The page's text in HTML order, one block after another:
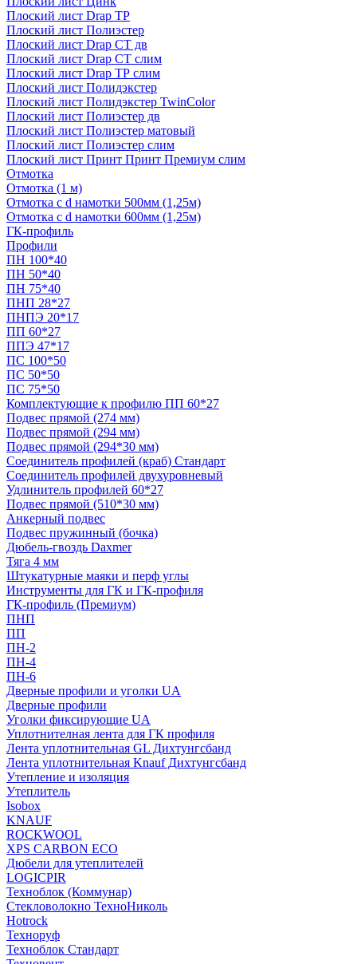
Плоский лист Drap ТР
Плоский лист Полиэстер
Плоский лист Drap СТ дв
Плоский лист Drap СТ слим
Плоский лист Drap ТР слим
Плоский лист Полидэкстер
Плоский лист Полидэкстер TwinColor
Плоский лист Полиэстер дв
Плоский лист Полиэстер матовый
Плоский лист Полиэстер слим
Плоский лист Принт Принт Премиум слим
Отмотка
Отмотка (1 м)
Отмотка с d намотки 500мм (1,25м)
Отмотка с d намотки 600мм (1,25м)
ГК-профиль
Профили
ПН 100*40
ПН 50*40
ПН 75*40
ПНП 28*27
ПНПЭ 20*17
ПП 60*27
ППЭ 47*17
ПС 100*50
ПС 50*50
ПС 75*50
Комплектующие к профилю ПП 60*27
Подвес прямой (274 мм)
Подвес прямой (294 мм)
Подвес прямой (294*30 мм)
Соединитель профилей (краб) Стандарт
Соединитель профилей двухуровневый
Удлинитель профилей 60*27
Подвес прямой (510*30 мм)
Анкерный подвес
Подвес пружинный (бочка)
Дюбель-гвоздь Daxmer
Тяга 4 мм
Штукатурные маяки и перф углы
Инструменты для ГК и ГК-профиля
ГК-профиль (Премиум)
ПНП
ПП
ПН-2
ПН-4
ПН-6
Дверные профили и уголки UA
Дверные профили
Уголки фиксирующие UA
Уплотнителная лента для ГК профиля
Лента уплотнительная GL Дихтунгсбанд
Лента уплотнительная Knauf Дихтунгсбанд
Утепление и изоляция
Утеплитель
Isobox
KNAUF
ROCKWOOL
XPS CARBON ECO
Дюбели для утеплителей
LOGICPIR
Техноблок (Коммунар)
Стекловолокно ТехноНиколь
Hotrock
Технoруф
Техноблок Стандарт